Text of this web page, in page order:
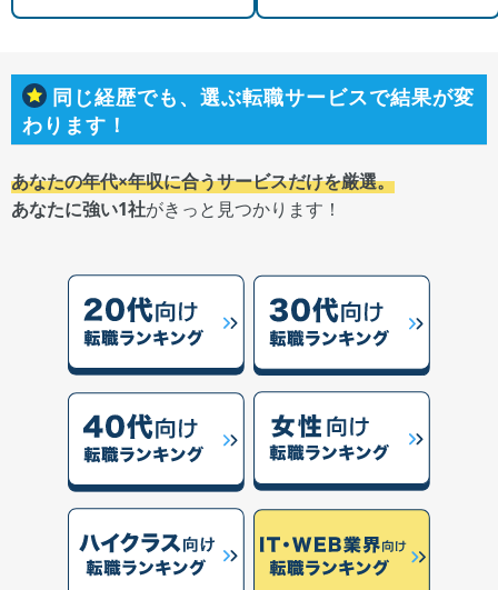
同じ経歴でも、選ぶ転職サービスで結果が変
わります！
あなたの年代×年収に合うサービスだけを厳選。
あなたに強い1社がきっと見つかります！